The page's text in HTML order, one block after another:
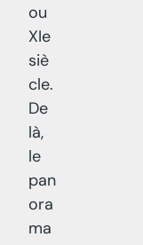
ou
XIe
siè
cle.
De
là,
le
pan
ora
ma